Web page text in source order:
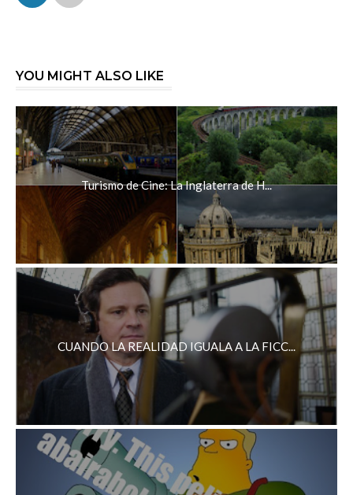
YOU MIGHT ALSO LIKE
Turismo de Cine: La Inglaterra de H...
CUANDO LA REALIDAD IGUALA A LA FICC...